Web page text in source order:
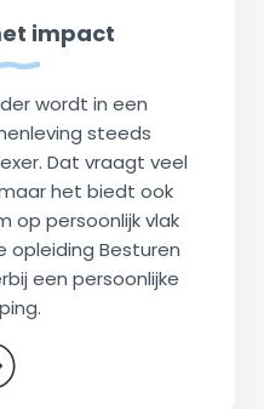
impact
wordt in een
steeds
Dat vraagt veel
het biedt ook
op persoonlijk vlak
opleiding Besturen
een persoonlijke